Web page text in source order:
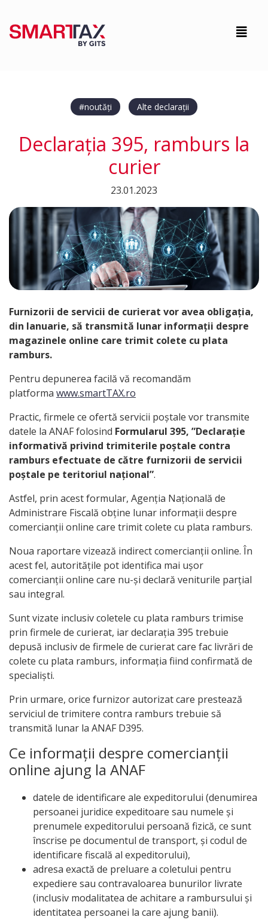
#noutăți Alte declarații
Declarația 395, ramburs la
curier
23.01.2023
Furnizorii de servicii de curierat vor avea obligația,
din Ianuarie, să transmită lunar informații despre
magazinele online care trimit colete cu plata
ramburs.
Pentru depunerea facilă vă recomandăm
platforma www.smartTAX.ro
Practic, firmele ce ofertă servicii poștale vor transmite
datele la ANAF folosind Formularul 395, ”Declaraţie
informativă privind trimiterile poștale contra
ramburs efectuate de către furnizorii de servicii
poștale pe teritoriul naţional”.
Astfel, prin acest formular, Agenția Națională de
Administrare Fiscală obține lunar informații despre
comercianții online care trimit colete cu plata ramburs.
Noua raportare vizează indirect comercianții online. În
acest fel, autoritățile pot identifica mai ușor
comercianții online care nu-și declară veniturile parțial
sau integral.
Sunt vizate inclusiv coletele cu plata ramburs trimise
prin firmele de curierat, iar declarația 395 trebuie
depusă inclusiv de firmele de curierat care fac livrări de
colete cu plata ramburs, informația fiind confirmată de
specialiști.
Prin urmare, orice furnizor autorizat care prestează
serviciul de trimitere contra ramburs trebuie să
transmită lunar la ANAF D395.
Ce informații despre comercianții
online ajung la ANAF
datele de identificare ale expeditorului (denumirea
persoanei juridice expeditoare sau numele și
prenumele expeditorului persoană fizică, ce sunt
înscrise pe documentul de transport, și codul de
identificare fiscală al expeditorului),
adresa exactă de preluare a coletului pentru
expediere sau contravaloarea bunurilor livrate
(inclusiv modalitatea de achitare a rambursului și
identitatea persoanei la care ajung banii).